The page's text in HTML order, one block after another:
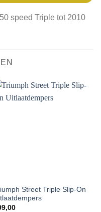
speed Triple tot 2010
Street Triple Slip-On